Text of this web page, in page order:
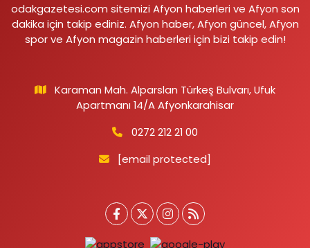
odakgazetesi.com sitemizi Afyon haberleri ve Afyon son
dakika için takip ediniz. Afyon haber, Afyon güncel, Afyon
spor ve Afyon magazin haberleri için bizi takip edin!
Karaman Mah. Alparslan Türkeş Bulvarı, Ufuk
Apartmanı 14/A Afyonkarahisar
0272 212 21 00
[email protected]